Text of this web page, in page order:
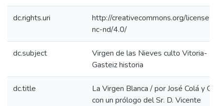
dc.rights.uri
http://creativecommons.org/
nc-nd/4.0/
dc.subject
Virgen de las Nieves culto Vitoria-
Gasteiz historia
dc.title
La Virgen Blanca / por José Colá y
con un prólogo del Sr. D. Vicente